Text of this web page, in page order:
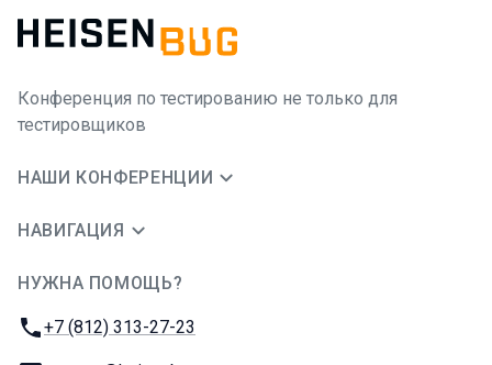
Конференция по тестированию не только для
тестировщиков
НАШИ КОНФЕРЕНЦИИ
НАВИГАЦИЯ
НУЖНА ПОМОЩЬ?
Телефон:
+7 (812) 313-27-23